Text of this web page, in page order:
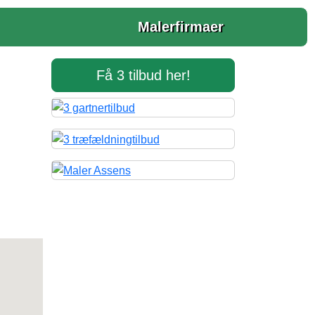
Malerfirmaer
Få 3 tilbud her!